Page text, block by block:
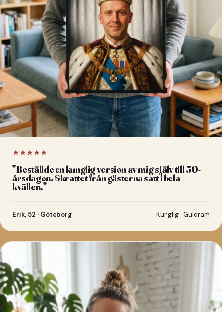
★★★★★
"Beställde en kunglig version av mig själv till 50-
årsdagen. Skrattet från gästerna satt i hela
kvällen."
Erik, 52 · Göteborg Kunglig · Guldram